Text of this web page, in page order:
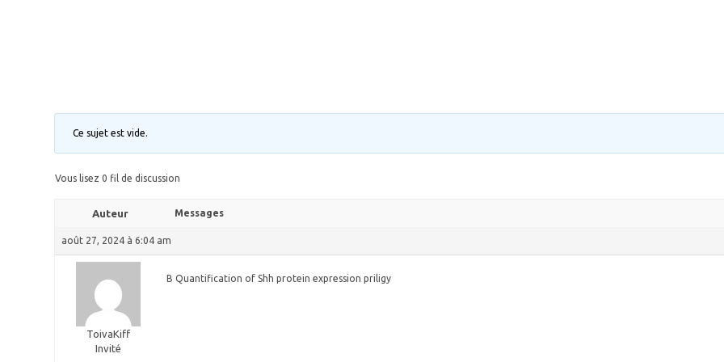
Ce sujet est vide.
Vous lisez 0 fil de discussion
Auteur Messages
août 27, 2024 à 6:04 am
ToivaKiff
Invité
B Quantification of Shh protein expressionpriligy